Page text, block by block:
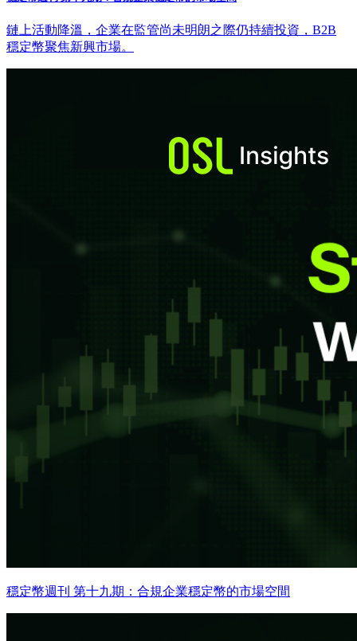
鏈上活動降溫，企業在監管尚未明朗之際仍持續投資，B2B
穩定幣聚焦新興市場。
穩定幣週刊 第十九期：合規企業穩定幣的市場空間